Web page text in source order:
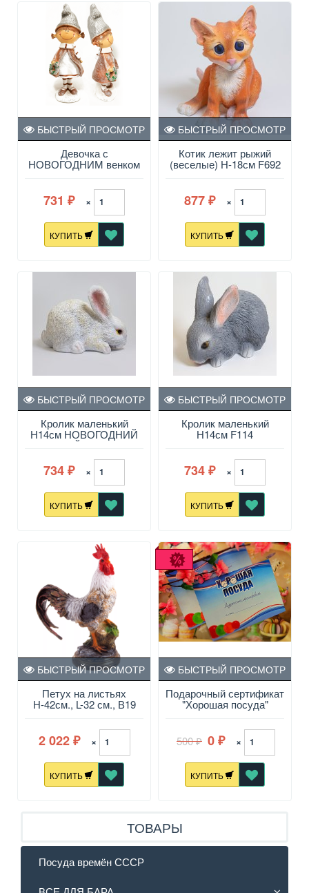
Девочка с
НОВОГОДНИМ венком
Н-19см НФ239
БЫСТРЫЙ ПРОСМОТР
731 ₽ ×
КУПИТЬ
Котик лежит рыжий
(веселые) Н-18см F692
БЫСТРЫЙ ПРОСМОТР
877 ₽ ×
КУПИТЬ
Кролик маленький
Н14см НОВОГОДНИЙ
БЕЛЫЙ F114/нгб
БЫСТРЫЙ ПРОСМОТР
734 ₽ ×
КУПИТЬ
Кролик маленький
Н14см F114
БЫСТРЫЙ ПРОСМОТР
734 ₽ ×
КУПИТЬ
Петух на листьях
Н-42см., L-32 см., В19
БЫСТРЫЙ ПРОСМОТР
2 022 ₽ ×
КУПИТЬ
Подарочный сертификат
"Хорошая посуда"
БЫСТРЫЙ ПРОСМОТР
500₽ 0 ₽ ×
КУПИТЬ
ТОВАРЫ
Посуда времён СССР